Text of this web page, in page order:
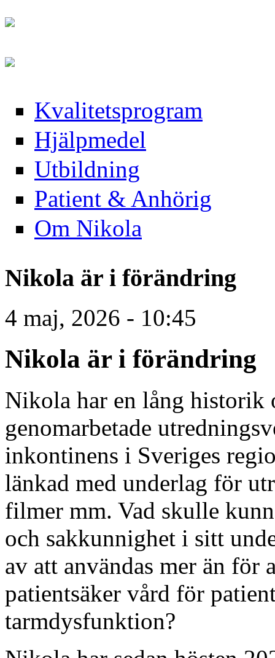
Kvalitetsprogram
Hjälpmedel
Utbildning
Patient & Anhörig
Om Nikola
Nikola är i förändring
4 maj, 2026 - 10:45
Nikola är i förändring
Nikola har en lång historik
genomarbetade
inkontinens i Sveriges
länkad med underlag för
filmer mm. Vad skulle
och sakkunnighet i sitt
av att användas mer än för
patientsäker vård för
tarmdysfunktion?